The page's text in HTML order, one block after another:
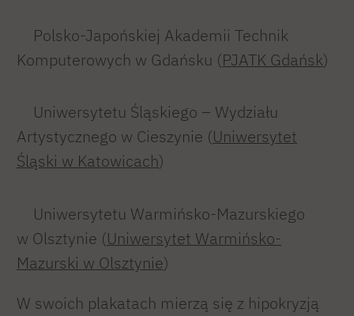
Polsko-Japońskiej Akademii Technik
Komputerowych w Gdańsku (PJATK Gdańsk)
Uniwersytetu Śląskiego – Wydziału
Artystycznego w Cieszynie (Uniwersytet
Śląski w Katowicach)
Uniwersytetu Warmińsko-Mazurskiego
w Olsztynie (Uniwersytet Warmińsko-
Mazurski w Olsztynie)
W swoich plakatach mierzą się z hipokryzją